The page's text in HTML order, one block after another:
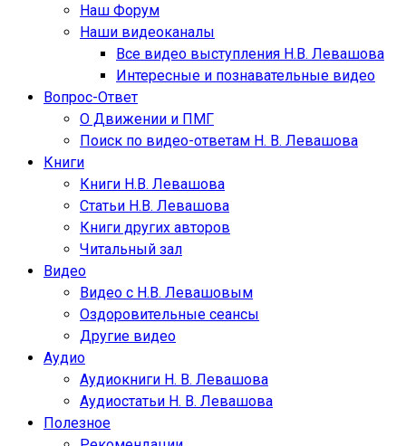
Наш Форум
Наши видеоканалы
Все видео выступления Н.В. Левашова
Интересные и познавательные видео
Вопрос-Ответ
О Движении и ПМГ
Поиск по видео-ответам Н. В. Левашова
Книги
Книги Н.В. Левашова
Статьи Н.В. Левашова
Книги других авторов
Читальный зал
Видео
Видео с Н.В. Левашовым
Оздоровительные сеансы
Другие видео
Аудио
Аудиокниги Н. В. Левашова
Аудиостатьи Н. В. Левашова
Полезное